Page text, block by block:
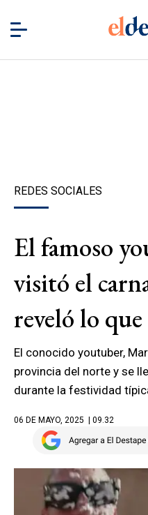
REDES SOCIALES
El famoso
visitó el
reveló lo
El conocido youtuber,
provincia del norte y se
durante la festividad
06 DE MAYO, 2025 | 09.32